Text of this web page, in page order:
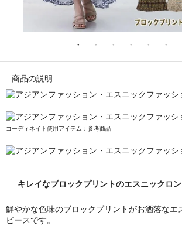
商品の説明
コーディネイト使用アイテム：参考商品
キレイなブロックプリントのエスニックロ
鮮やかな色味のブロックプリントがお洒落なエ
ピースです。